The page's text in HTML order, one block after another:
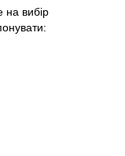
на вибір